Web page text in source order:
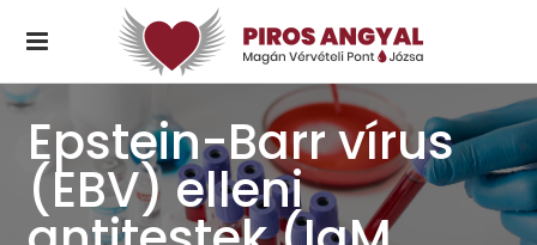
Epstein-Barr vírus
(EBV) elleni